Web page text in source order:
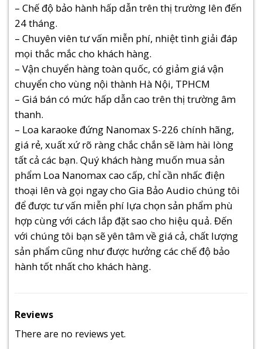
– Chế độ bảo hành hấp dẫn trên thị trường lên đến
24 tháng.
– Chuyên viên tư vấn miễn phí, nhiệt tình giải đáp
mọi thắc mắc cho khách hàng.
– Vận chuyển hàng toàn quốc, có giảm giá vận
chuyển cho vùng nội thành Hà Nội, TPHCM
– Giá bán có mức hấp dẫn cao trên thị trường âm
thanh.
– Loa karaoke đứng Nanomax S-226 chính hãng,
giá rẻ, xuất xứ rõ ràng chắc chắn sẽ làm hài lòng
tất cả các bạn. Quý khách hàng muốn mua sản
phẩm Loa Nanomax cao cấp, chỉ cần nhấc điện
thoại lên và gọi ngay cho Gia Bảo Audio chúng tôi
để được tư vấn miễn phí lựa chọn sản phẩm phù
hợp cùng với cách lắp đặt sao cho hiệu quả. Đến
với chúng tôi bạn sẽ yên tâm về giá cả, chất lượng
sản phẩm cũng như được hưởng các chế độ bảo
hành tốt nhất cho khách hàng.
Reviews
There are no reviews yet.